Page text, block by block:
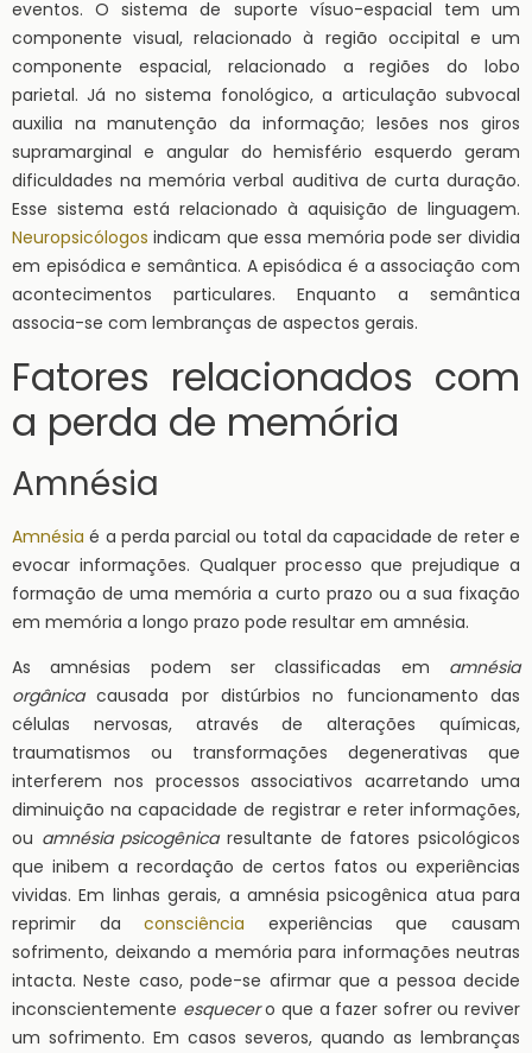
eventos. O sistema de suporte vísuo-espacial tem um
componente visual, relacionado à região occipital e um
componente espacial, relacionado a regiões do lobo
parietal. Já no sistema fonológico, a articulação subvocal
auxilia na manutenção da informação; lesões nos giros
supramarginal e angular do hemisfério esquerdo geram
dificuldades na memória verbal auditiva de curta duração.
Esse sistema está relacionado à aquisição de linguagem.
Neuropsicólogosindicam que essa memória pode ser dividia
em episódica e semântica. A episódica é a associação com
acontecimentos particulares. Enquanto a semântica
associa-se com lembranças de aspectos gerais.
Fatores relacionados com
a perda de memória
Amnésia
Amnésia é a perda parcial ou total da capacidade de reter e
evocar informações. Qualquer processo que prejudique a
formação de uma memória a curto prazo ou a sua fixação
em memória a longo prazo pode resultar em amnésia.
As amnésias podem ser classificadas em amnésia
orgânicacausada por distúrbios no funcionamento das
células nervosas, através de alterações químicas,
traumatismos ou transformações degenerativas que
interferem nos processos associativos acarretando uma
diminuição na capacidade de registrar e reter informações,
ou amnésia psicogênicaresultante de fatores psicológicos
que inibem a recordação de certos fatos ou experiências
vividas. Em linhas gerais, a amnésia psicogênica atua para
reprimir daconsciência experiências que causam
sofrimento, deixando a memória para informações neutras
intacta. Neste caso, pode-se afirmar que a pessoa decide
inconscientemente esquecero que a fazer sofrer ou reviver
um sofrimento. Em casos severos, quando as lembranças